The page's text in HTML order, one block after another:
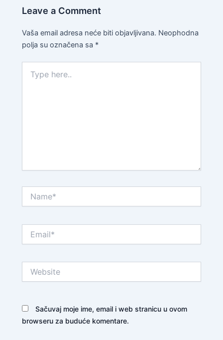
Leave a Comment
Vaša email adresa neće biti objavljivana. Neophodna
polja su označena sa *
here..
Sačuvaj moje ime, email i web stranicu u ovom
browseru za buduće komentare.